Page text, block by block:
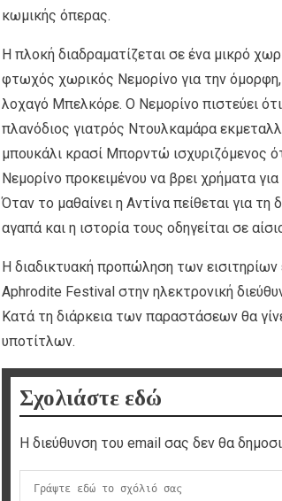
κωμικής όπερας.
Η πλοκή διαδραματίζεται σε ένα μικρό
φτωχός χωρικός Νεμορίνο για την
λοχαγό Μπελκόρε. Ο Νεμορίνο πιστεύει ότι
πλανόδιος γιατρός Ντουλκαμάρα
μπουκάλι κρασί Μπορντώ ισχυριζόμενος
Νεμορίνο προκειμένου να βρει χρήματα
Όταν το μαθαίνει η Αντίνα πείθεται για
αγαπά και η ιστορία τους οδηγείται σε
Η διαδικτυακή προπώληση των
Aphrodite Festival στην ηλεκτρονική
Κατά τη διάρκεια των παραστάσεων θα
υποτίτλων.
Σχολιάστε εδώ
Η διεύθυνση του email σας δεν θα